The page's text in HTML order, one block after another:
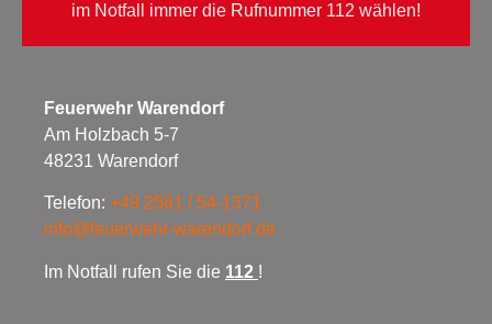
im Notfall immer die Rufnummer 112 wählen!
Feuerwehr Warendorf
Am Holzbach 5-7
48231 Warendorf
Telefon: +49 2581 / 54-1371
info@feuerwehr-warendorf.de
Im Notfall rufen Sie die 112 !